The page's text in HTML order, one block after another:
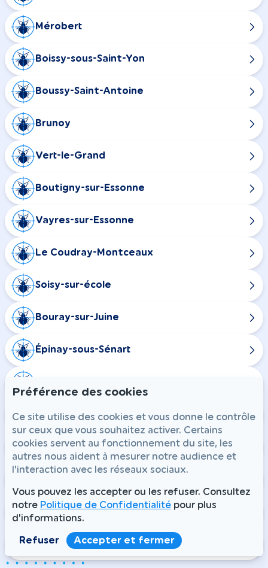
Mérobert
Boissy-sous-Saint-Yon
Boussy-Saint-Antoine
Brunoy
Vert-le-Grand
Boutigny-sur-Essonne
Vayres-sur-Essonne
Le Coudray-Montceaux
Soisy-sur-école
Bouray-sur-Juine
Épinay-sous-Sénart
Bouville
Videlles
Ulis
Villebon-sur-Yvette
Préférence des cookies
Ce site utilise des cookies et vous donne le contrôle
sur ceux que vous souhaitez activer. Certains
cookies servent au fonctionnement du site, les
autres nous aident à mesurer notre audience et
l'interaction avec les réseaux sociaux.
Vous pouvez les accepter ou les refuser. Consultez
notre Politique de Confidentialité pour plus
d'informations.
Refuser Accepter et fermer